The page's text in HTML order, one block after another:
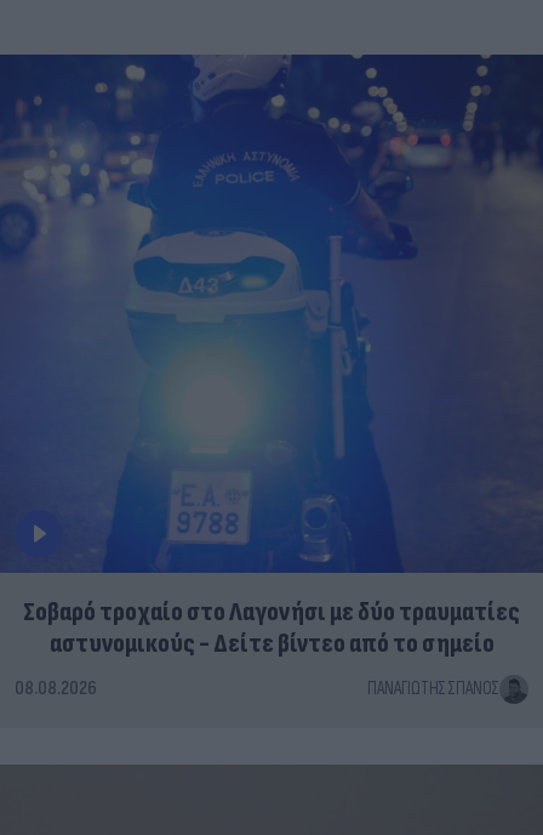
Σοβαρό τροχαίο στο Λαγονήσι με δύο τραυματίες
αστυνομικούς - Δείτε βίντεο από το σημείο
08.08.2026 ΠΑΝΑΓΙΏΤΗΣ ΣΠΑΝΌΣ